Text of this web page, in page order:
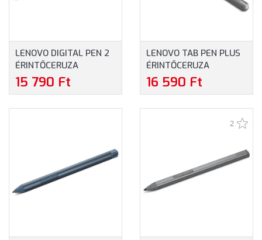
LENOVO DIGITAL PEN 2
ÉRINTŐCERUZA
(GX81J19850)
15 790 Ft
LENOVO TAB PEN PLUS
ÉRINTŐCERUZA
(ZG38C05190)
16 590 Ft
2